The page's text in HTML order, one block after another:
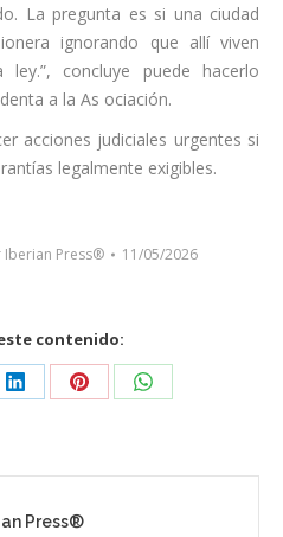
La pregunta es si una ciudad
ignorando que allí viven
concluye puede hacerlo
a la As ociación.
acciones judiciales urgentes si
legalmente exigibles.
Iberian Press® 11/05/2026
contenido:
Share
LinkedIn
Share
Pinterest
Share
WhatsApp
Press®